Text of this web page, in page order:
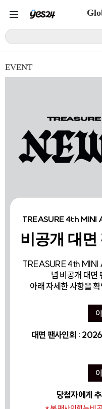
EVENT
TREASURE 4th MINI
비공개 대면
TREASURE 4th MINI
념 비공개 대면
아래 자세한 사항을
대면 팬사인회 :
당첨자에게